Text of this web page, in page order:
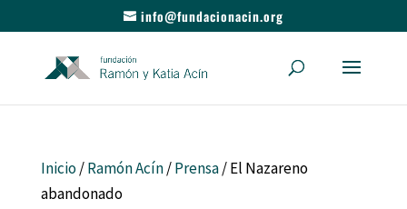
info@fundacionacin.org
Inicio/Ramón Acín/Prensa/ El Nazareno
abandonado